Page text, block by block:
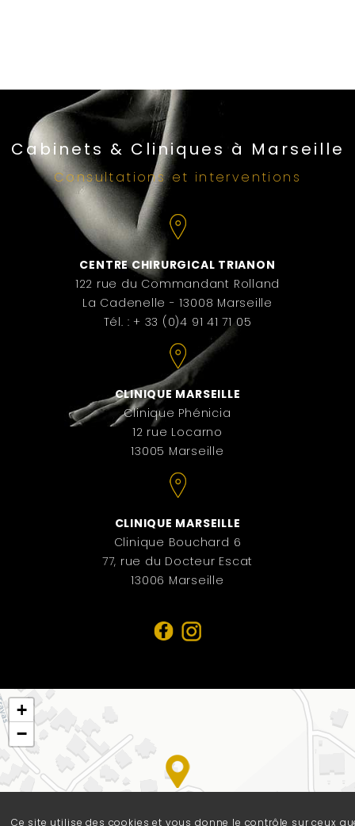
Cabinets & Cliniques à Marseille
Consultations et interventions
CENTRE CHIRURGICAL TRIANON
122 rue du Commandant Rolland
La Cadenelle - 13008 Marseille
Tél. : + 33 (0)4 91 41 71 05
CLINIQUE MARSEILLE
Clinique Phénicia
12 rue Locarno
13005 Marseille
CLINIQUE MARSEILLE
Clinique Bouchard 6
77, rue du Docteur Escat
13006 Marseille
+
−
Ce site utilise des cookies et vous donne le contrôle sur ceux